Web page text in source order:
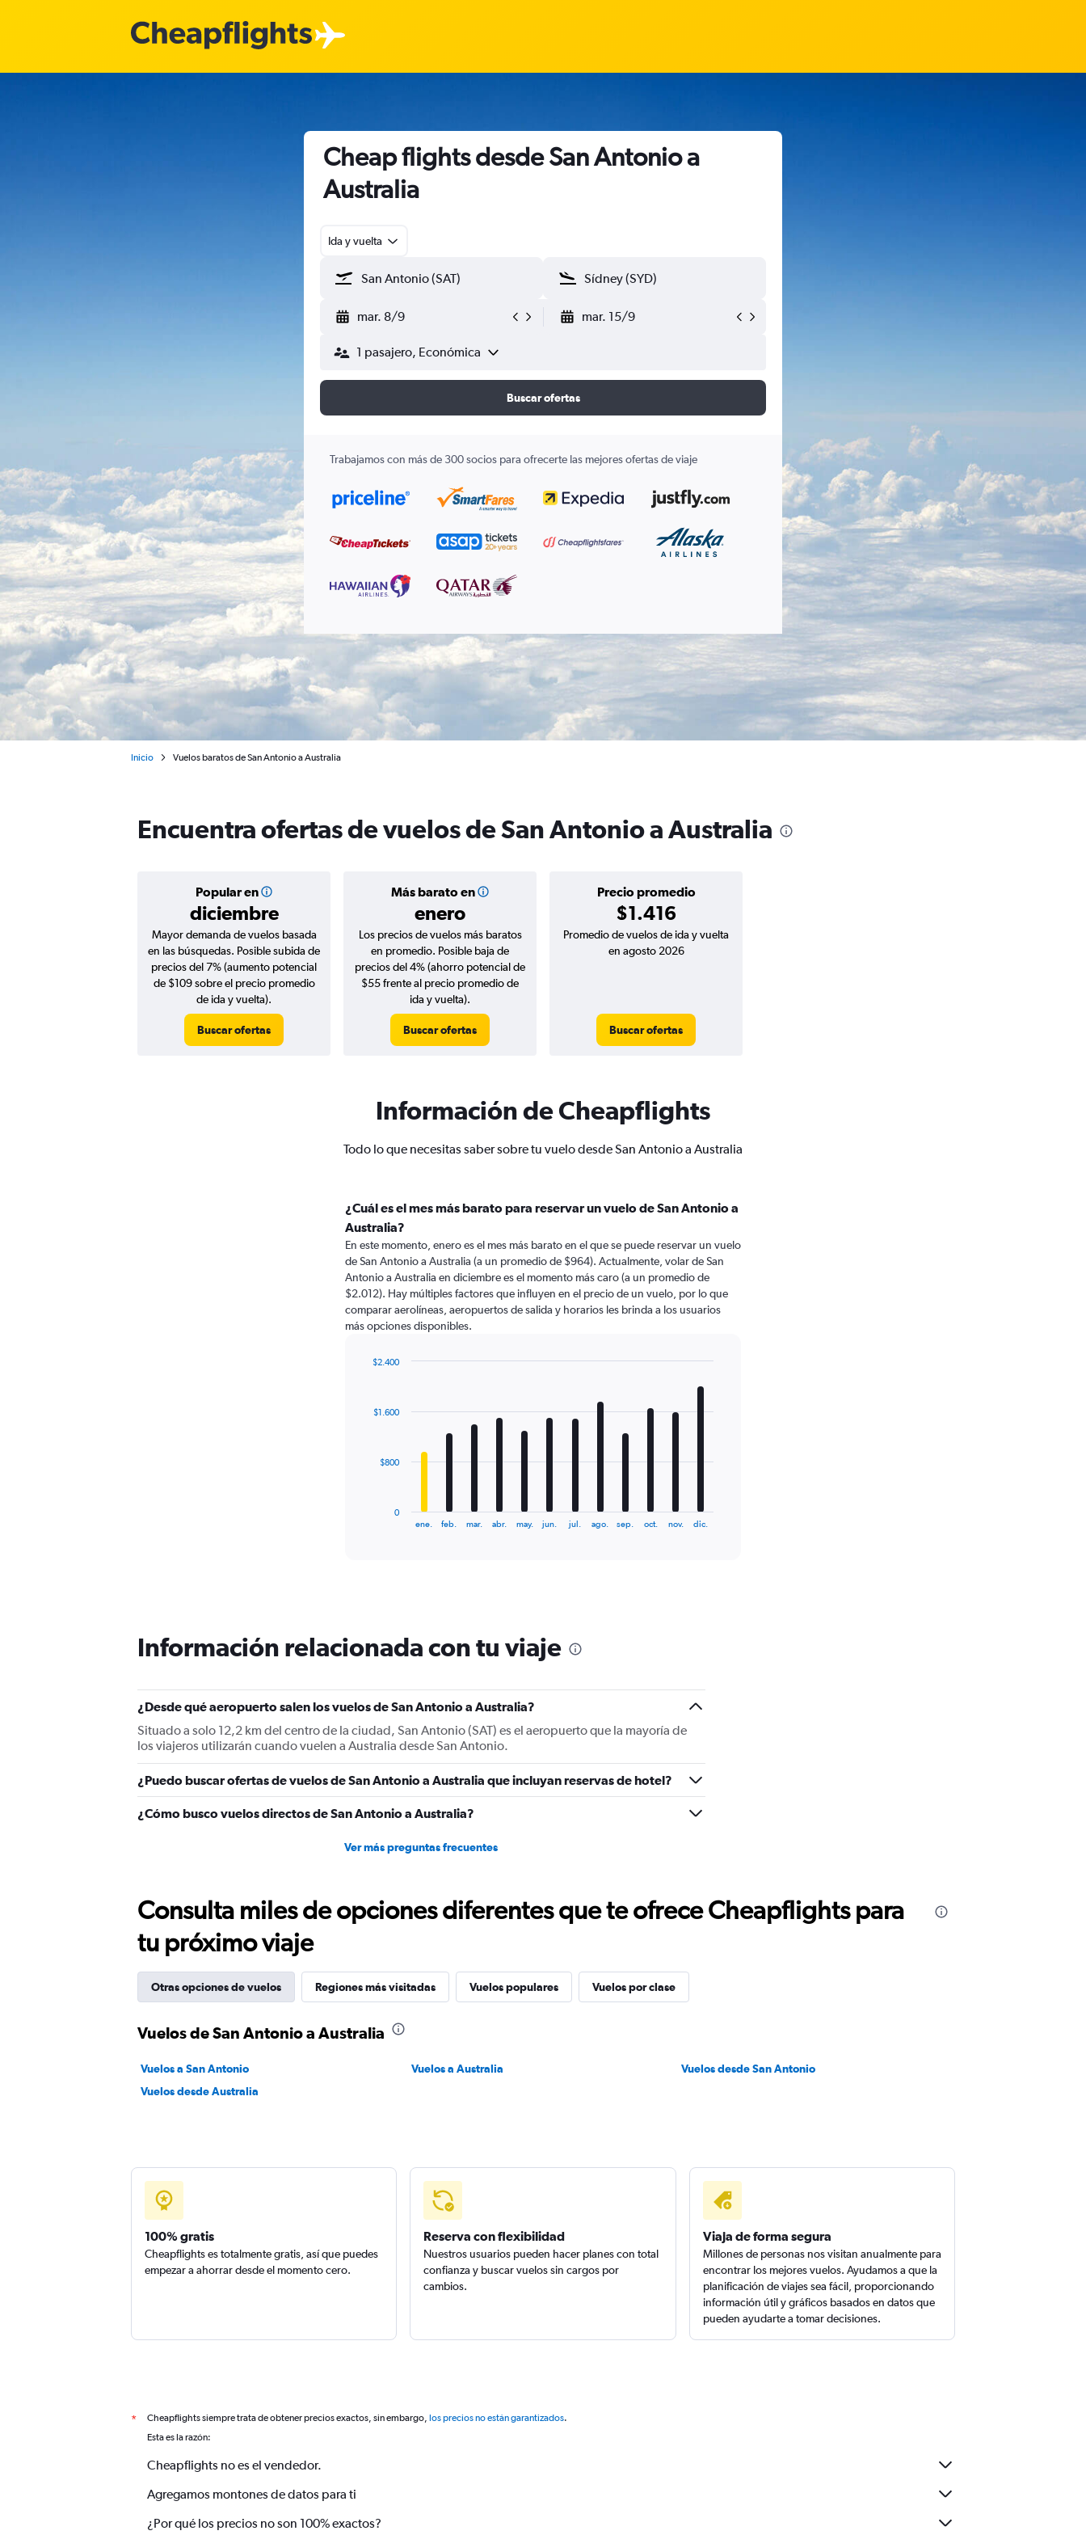
Cheap flights desde San Antonio a
Australia
Ida y vuelta
mar. 8/9 mar. 15/9
1 pasajero, Económica
Buscar ofertas
Trabajamos con más de 300 socios para ofrecerte las mejores ofertas de viaje
Inicio Vuelos baratos de San Antonio a Australia
Encuentra ofertas de vuelos de San Antonio a Australia
Popular en
diciembre
Más barato en
enero
Precio promedio
$1.416
Mayor demanda de vuelos basada
en las búsquedas. Posible subida de
precios del 7% (aumento potencial
de $109 sobre el precio promedio
de ida y vuelta).
Buscar ofertas
Los precios de vuelos más baratos
en promedio. Posible baja de
precios del 4% (ahorro potencial de
$55 frente al precio promedio de
ida y vuelta).
Buscar ofertas
Promedio de vuelos de ida y vuelta
en agosto 2026
Buscar ofertas
Información de Cheapflights
Todo lo que necesitas saber sobre tu vuelo desde San Antonio a Australia
¿Cuál es el mes más barato para reservar un vuelo de San Antonio a
Australia?
En este momento, enero es el mes más barato en el que se puede reservar un vuelo
de San Antonio a Australia (a un promedio de $964). Actualmente, volar de San
Antonio a Australia en diciembre es el momento más caro (a un promedio de
$2.012). Hay múltiples factores que influyen en el precio de un vuelo, por lo que
comparar aerolíneas, aeropuertos de salida y horarios les brinda a los usuarios
más opciones disponibles.
12
The
chart
has
Y
axis
displaying
values.
Range:
0
to
2400.
ene. feb. mar. abr. may. jun. jul. ago. sep. oct. nov. dic.
0
$800
$1.600
$2.400
Información relacionada con tu viaje
¿Desde qué aeropuerto salen los vuelos de San Antonio a Australia?
Situado a solo 12,2 km del centro de la ciudad, San Antonio (SAT) es el aeropuerto que la mayoría de
los viajeros utilizarán cuando vuelen a Australia desde San Antonio.
¿Puedo buscar ofertas de vuelos de San Antonio a Australia que incluyan reservas de hotel?
¿Cómo busco vuelos directos de San Antonio a Australia?
Ver más preguntas frecuentes
Consulta miles de opciones diferentes que te ofrece Cheapflights para
tu próximo viaje
Otras opciones de vuelos Regiones más visitadas Vuelos populares Vuelos por clase
Vuelos de San Antonio a Australia
Vuelos a San Antonio Vuelos a Australia
Vuelos desde San Antonio
Vuelos desde Australia
100% gratis
Cheapflights es totalmente gratis, así que puedes
empezar a ahorrar desde el momento cero.
Reserva con flexibilidad
Nuestros usuarios pueden hacer planes con total
confianza y buscar vuelos sin cargos por
cambios.
Viaja de forma segura
Millones de personas nos visitan anualmente para
encontrar los mejores vuelos. Ayudamos a que la
planificación de viajes sea fácil, proporcionando
información útil y gráficos basados en datos que
pueden ayudarte a tomar decisiones.
* Cheapflights siempre trata de obtener precios exactos, sin embargo, los precios no están garantizados.
Esta es la razón:
Cheapflights no es el vendedor.
Agregamos montones de datos para ti
¿Por qué los precios no son 100% exactos?